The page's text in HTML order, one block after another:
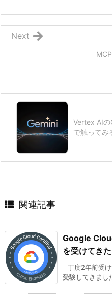
Next
Vertex AI
で触ってみ
関連記事
Google
を受けてき
丁度2年前受
受験してきまし